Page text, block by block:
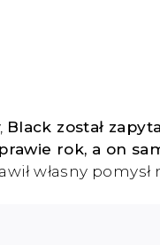
Black został
rok, a on
własny